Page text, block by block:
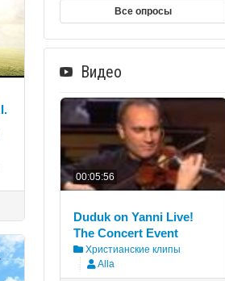
Все опросы
Видео
00:05:56
Duduk on Yanni Live!
The Concert Event
Христианские клипы
Alla